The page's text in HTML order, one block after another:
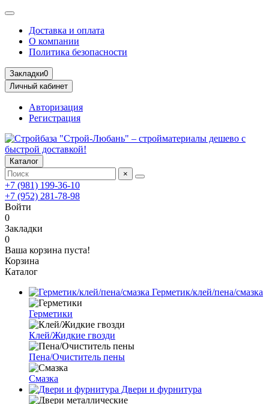
Доставка и оплата
О компании
Политика безопасности
Закладки0
Личный кабинет
Авторизация
Регистрация
Каталог
×
+7 (981) 199-36-10
+7 (952) 281-78-98
Войти
0
Закладки
0
Ваша корзина пуста!
Корзина
Каталог
Герметик/клей/пена/смазка
Герметики
Клей/Жидкие гвозди
Пена/Очиститель пены
Смазка
Двери и фурнитура